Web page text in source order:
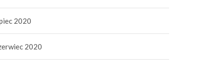
2020
2020